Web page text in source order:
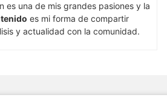
es una de mis grandes pasiones y la
es mi forma de compartir
y actualidad con la comunidad.